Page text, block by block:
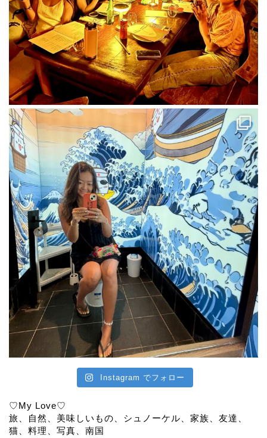
Instagram でフォロー
♡My Love♡
旅、自然、美味しいもの、シュノーケル、家族、友達、
猫、料理、写真、南国